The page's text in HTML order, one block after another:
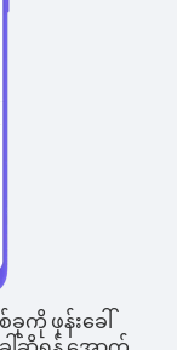
ကို ဖုန်းခေါ်